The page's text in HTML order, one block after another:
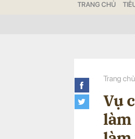
TRANG CHỦ
Trang chủ
Vụ
làm